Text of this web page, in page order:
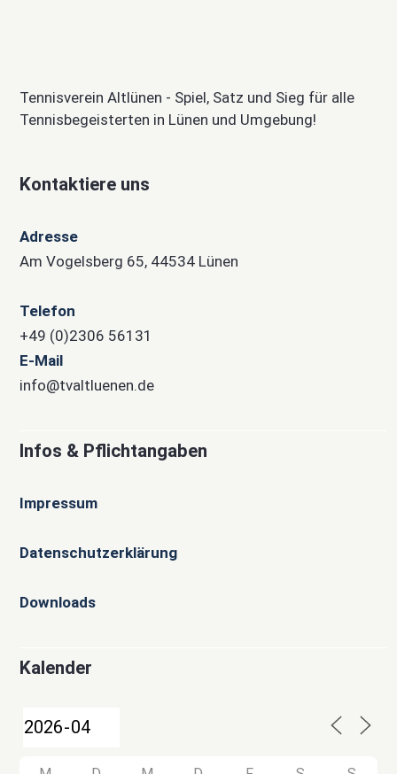
Tennisverein Altlünen - Spiel, Satz und Sieg für alle
Tennisbegeisterten in Lünen und Umgebung!
Kontaktiere uns
Adresse
Am Vogelsberg 65, 44534 Lünen
Telefon
+49 (0)2306 56131
E-Mail
info@tvaltluenen.de
Infos & Pflichtangaben
Impressum
Datenschutzerklärung
Downloads
Kalender